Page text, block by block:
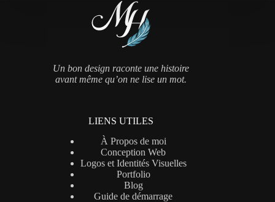
Un bon design raconte une histoire
avant même qu’on ne lise un mot.
LIENS UTILES
À Propos de moi
Conception Web
Logos et Identités Visuelles
Portfolio
Blog
Guide de démarrage